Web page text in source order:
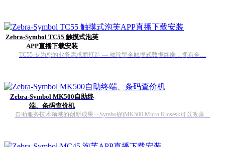
Zebra-Symbol TC55 触摸式泡芙
APP直播下载安装
TC55 专为您的业务需求而打造 — 袖珍型全触摸式数据终端，拥有全…
Zebra-Symbol MK500自助终
端、条码查价机
自助服务技术领域的创新成果一Symbol的MK500 Micro Kiosesk可以改善…